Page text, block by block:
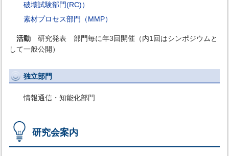
破壊試験部門(RC)）
素材プロセス部門（MMP）
活動研究発表 部門毎に年3回開催（内1回はシンポジウムと
して一般公開）
独立部門
情報通信・知能化部門
研究会案内